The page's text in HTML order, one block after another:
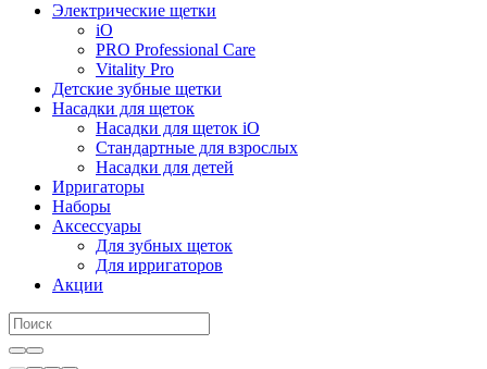
Электрические щетки
iO
PRO Professional Care
Vitality Pro
Детские зубные щетки
Насадки для щеток
Насадки для щеток iO
Стандартные для взрослых
Насадки для детей
Ирригаторы
Наборы
Аксессуары
Для зубных щеток
Для ирригаторов
Акции